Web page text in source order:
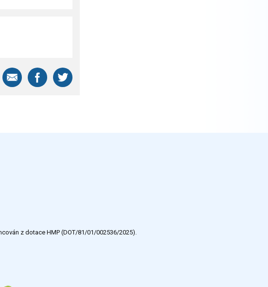
z dotace HMP (DOT/81/01/002536/2025).